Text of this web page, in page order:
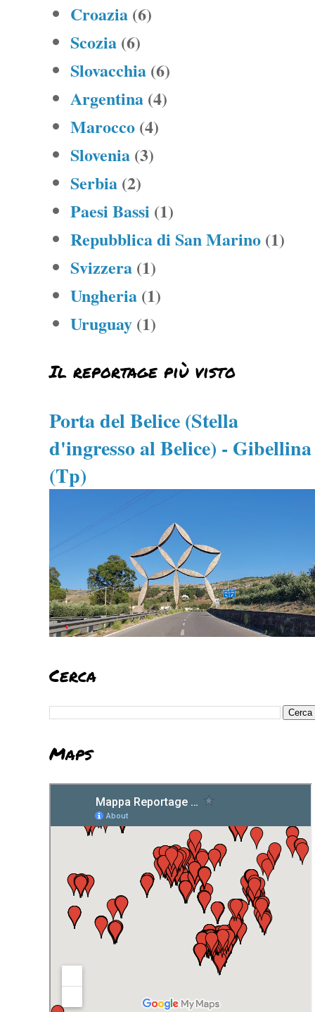
Croazia (6)
Scozia (6)
Slovacchia (6)
Argentina (4)
Marocco (4)
Slovenia (3)
Serbia (2)
Paesi Bassi (1)
Repubblica di San Marino (1)
Svizzera (1)
Ungheria (1)
Uruguay (1)
Il reportage più visto
Porta del Belice (Stella
d'ingresso al Belice) - Gibellina
(Tp)
Cerca
Maps